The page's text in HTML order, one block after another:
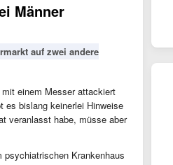
Männer
auf zwei andere
einem Messer attackiert
es bislang keinerlei Hinweise
veranlasst habe, müsse aber
psychiatrischen Krankenhaus